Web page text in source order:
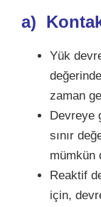
a)
Yük
zaman
Devreye
sınır
mümkün
Reaktif
için,